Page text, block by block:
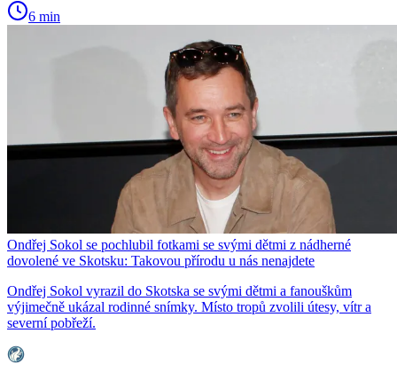
6 min
Ondřej Sokol se pochlubil fotkami se svými dětmi z nádherné
dovolené ve Skotsku: Takovou přírodu u nás nenajdete
Ondřej Sokol vyrazil do Skotska se svými dětmi a fanouškům
výjimečně ukázal rodinné snímky. Místo tropů zvolili útesy, vítr a
severní pobřeží.